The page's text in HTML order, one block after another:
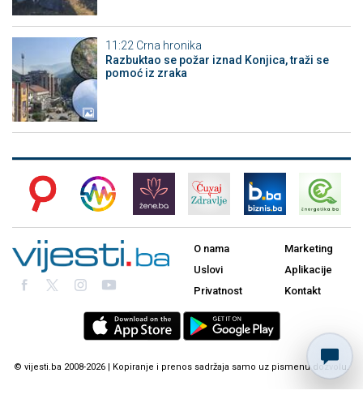
11:22 Crna hronika
Razbuktao se požar iznad Konjica, traži se
pomoć iz zraka
O nama
Uslovi
Privatnost
Marketing
Aplikacije
Kontakt
© vijesti.ba 2008-2026 | Kopiranje i prenos sadržaja samo uz pismenu dozvolu.